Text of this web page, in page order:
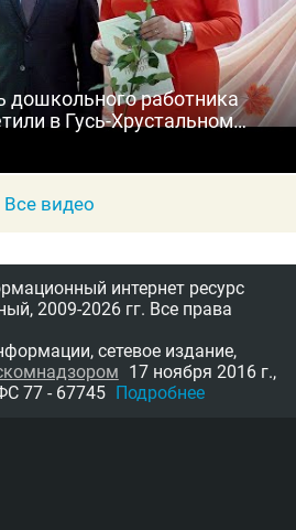
дошкольного работника
в Гусь-Хрустальном
Все видео
интернет ресурс
2009-2026 гг. Все права
сетевое издание,
17 ноября 2016 г.,
77 - 67745 Подробнее